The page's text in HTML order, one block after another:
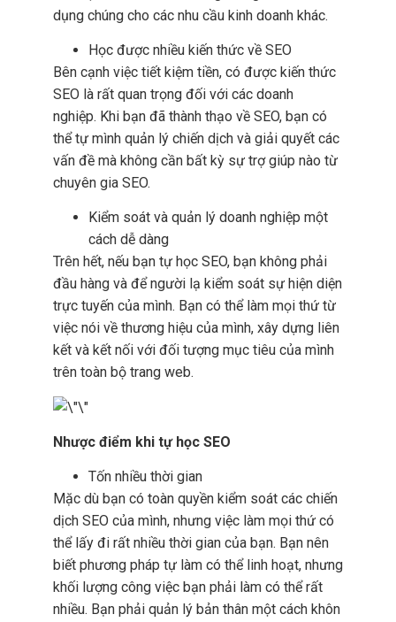
dụng chúng cho các nhu cầu kinh doanh khác.
Học được nhiều kiến thức về SEO
Bên cạnh việc tiết kiệm tiền, có được kiến thức
SEO là rất quan trọng đối với các doanh
nghiệp. Khi bạn đã thành thạo về SEO, bạn có
thể tự mình quản lý chiến dịch và giải quyết các
vấn đề mà không cần bất kỳ sự trợ giúp nào từ
chuyên gia SEO.
Kiểm soát và quản lý doanh nghiệp một
cách dễ dàng
Trên hết, nếu bạn tự học SEO, bạn không phải
đầu hàng và để người lạ kiểm soát sự hiện diện
trực tuyến của mình. Bạn có thể làm mọi thứ từ
việc nói về thương hiệu của mình, xây dựng liên
kết và kết nối với đối tượng mục tiêu của mình
trên toàn bộ trang web.
Nhược điểm khi tự học SEO
Tốn nhiều thời gian
Mặc dù bạn có toàn quyền kiểm soát các chiến
dịch SEO của mình, nhưng việc làm mọi thứ có
thể lấy đi rất nhiều thời gian của bạn. Bạn nên
biết phương pháp tự làm có thể linh hoạt, nhưng
khối lượng công việc bạn phải làm có thể rất
nhiều. Bạn phải quản lý bản thân một cách khôn